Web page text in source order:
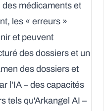
médicaments et
les « erreurs »
et peuvent
des dossiers et un
des dossiers et
l'IA – des capacités
tels qu'Arkangel AI –